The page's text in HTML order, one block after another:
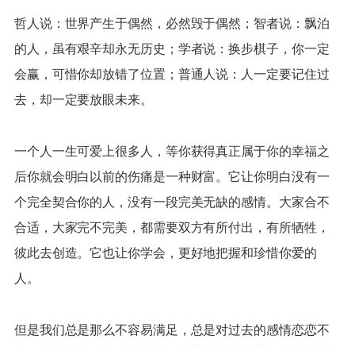
哲人说：世界产生于偶然，必然毁于偶然；智者说：飘泊
的人，虽有艰辛却永无历史；学者说：换步棋子，你一定
会赢，可惜你却放错了位置；普通人说：人一定要记住过
去，却一定要放眼未来。
一个人一生可爱上很多人，等你获得真正属于你的幸福之
后你就会明白以前的伤痛是一种财富。它让你明白没有一
个完全契合你的人，没有一段完美无缺的感情。大家合不
合适，大家完不完美，都需要双方有所付出，有所牺牲，
彼此去创造。它也让你学会，更好地把握和珍惜你爱的
人。
但是我们总是那么不容易满足，总是对过去的感情恋恋不